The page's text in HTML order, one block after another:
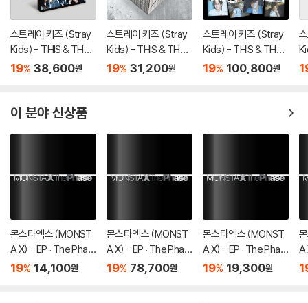
스트레이 키즈 (Stray
Kids) - THIS & THAT
[2종 SET]
19% 38,600원
스트레이 키즈 (Stray
Kids) - THIS & THAT
[TRUCK VER.]
19% 31,200원
스트레이 키즈 (Stray
Kids) - THIS & THAT
[& VER.][8종 SET]
19% 100,800원
이 분야 신상품
몬스타엑스 (MONST
A X) - EP : The Phas
e [DIGIPAK ver.][5종
19% 14,100원
몬스타엑스 (MONST
A X) - EP : The Phas
e [4종 SET]
19% 78,700원
몬스타엑스 (MONST
A X) - EP : The Phas
e [PHASE ver.]
19% 19,300원
A
e